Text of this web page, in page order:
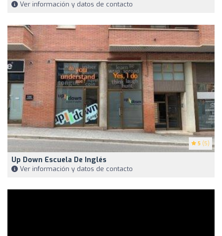
Ver información y datos de contacto
5 (5)
Up Down Escuela De Inglés
Ver información y datos de contacto